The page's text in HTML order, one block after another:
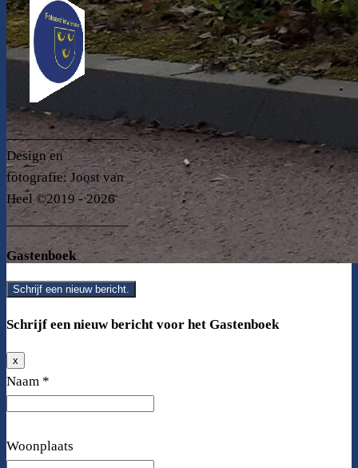
_________________
Design en
fotografie: Joost van
Heel ©2019 - 2026
_________________
Gastenboek
Schrijf een nieuw bericht voor het Gastenboek
xVerberg
dit
formulier.
Naam *
Woonplaats